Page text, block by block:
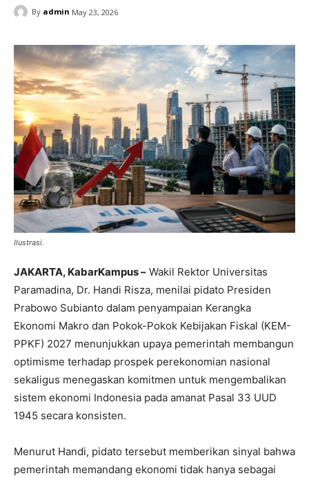
By admin May 23, 2026
Ilustrasi.
JAKARTA, KabarKampus – Wakil Rektor Universitas
Paramadina, Dr. Handi Risza, menilai pidato Presiden
Prabowo Subianto dalam penyampaian Kerangka
Ekonomi Makro dan Pokok-Pokok Kebijakan Fiskal (KEM-
PPKF) 2027 menunjukkan upaya pemerintah membangun
optimisme terhadap prospek perekonomian nasional
sekaligus menegaskan komitmen untuk mengembalikan
sistem ekonomi Indonesia pada amanat Pasal 33 UUD
1945 secara konsisten.
Menurut Handi, pidato tersebut memberikan sinyal bahwa
pemerintah memandang ekonomi tidak hanya sebagai